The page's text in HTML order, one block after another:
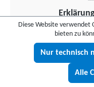
Diese Website verwendet
bieten zu
Nur technisch
Alle